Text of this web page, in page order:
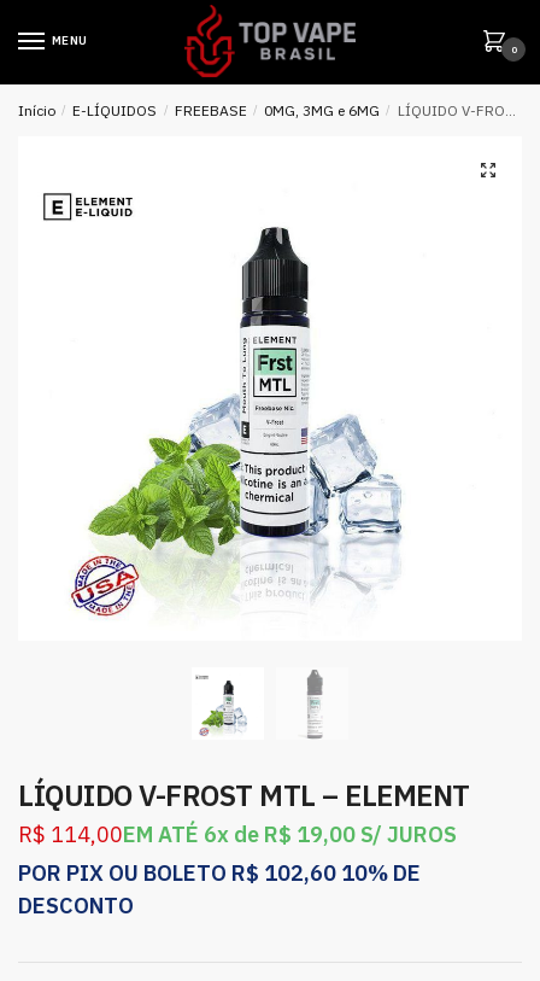
MENU
0
Início / E-LÍQUIDOS / FREEBASE / 0MG, 3MG e 6MG / LÍQUIDO V-FROST MTL – ELEMENT
LÍQUIDO V-FROST MTL – ELEMENT
R$ 114,00EM ATÉ 6x de R$ 19,00 S/ JUROS
POR PIX OU BOLETO R$ 102,60 10% DE
DESCONTO